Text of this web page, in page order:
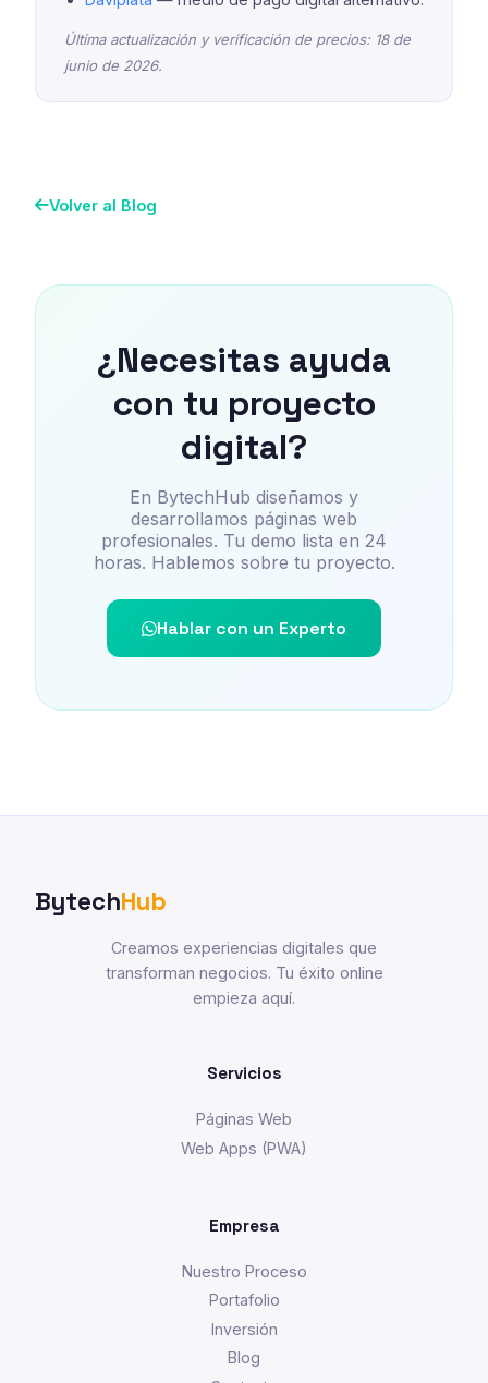
Última actualización y verificación de precios: 18 de
junio de 2026.
Volver al Blog
¿Necesitas ayuda
con tu proyecto
digital?
En BytechHub diseñamos y
desarrollamos páginas web
profesionales. Tu demo lista en 24
horas. Hablemos sobre tu proyecto.
Hablar con un Experto
BytechHub
Creamos experiencias digitales que
transforman negocios. Tu éxito online
empieza aquí.
Servicios
Páginas Web
Web Apps (PWA)
Empresa
Nuestro Proceso
Portafolio
Inversión
Blog